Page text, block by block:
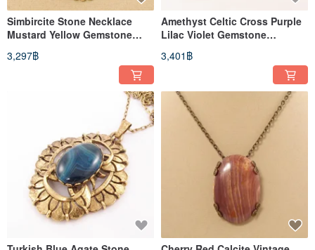
Simbircite Stone Necklace
Mustard Yellow Gemstone
Jewelry
3,297฿
Amethyst Celtic Cross Purple
Lilac Violet Gemstone
3,401฿